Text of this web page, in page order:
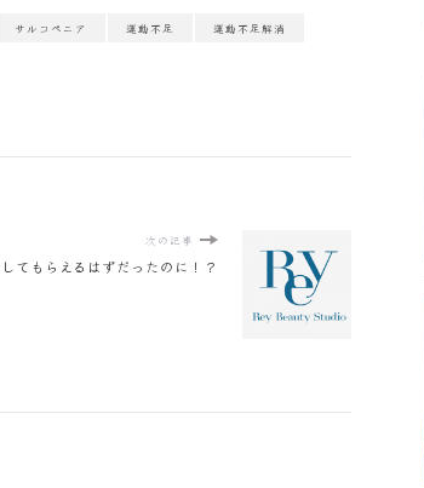
サルコペニア 運動不足 運動不足解消
次の記事
てもらえるはずだったのに！？